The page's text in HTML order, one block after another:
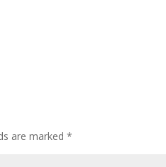
are marked*